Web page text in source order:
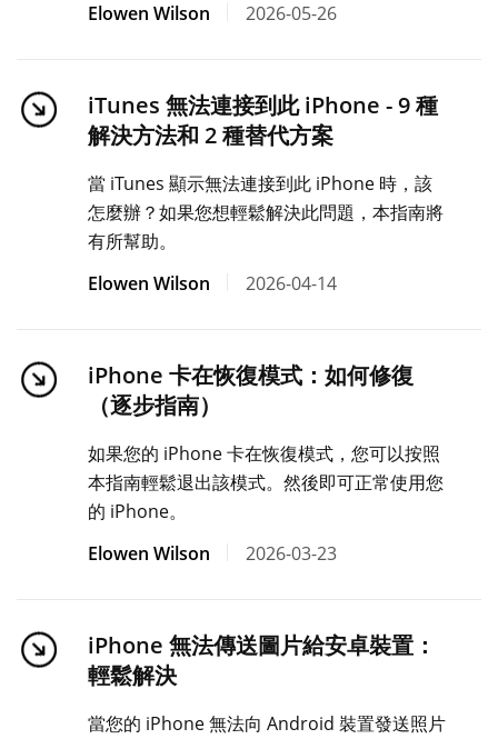
Elowen Wilson
2026-05-26
iTunes 無法連接到此 iPhone - 9 種
解決方法和 2 種替代方案
當 iTunes 顯示無法連接到此 iPhone 時，該
怎麼辦？如果您想輕鬆解決此問題，本指南將
有所幫助。
Elowen Wilson
2026-04-14
iPhone 卡在恢復模式：如何修復
（逐步指南）
如果您的 iPhone 卡在恢復模式，您可以按照
本指南輕鬆退出該模式。然後即可正常使用您
的 iPhone。
Elowen Wilson
2026-03-23
iPhone 無法傳送圖片給安卓裝置：
輕鬆解決
當您的 iPhone 無法向 Android 裝置發送照片